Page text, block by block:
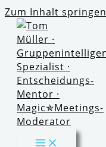
Zum Inhalt springen